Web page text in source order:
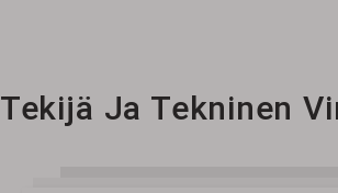
Tekijä Ja Tekninen